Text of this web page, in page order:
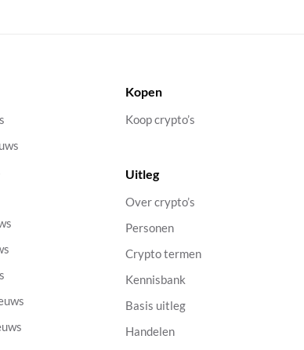
Kopen
Koop crypto’s
Uitleg
Over crypto’s
Personen
Crypto termen
Kennisbank
Basis uitleg
Handelen